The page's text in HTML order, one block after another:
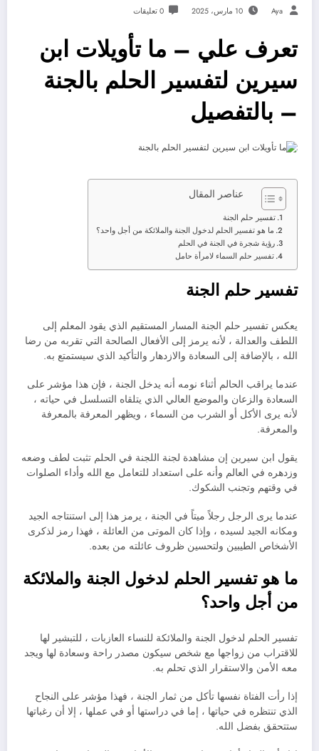
Aya 10 مارس، 2025 0 تعليقات
تعرف علي – ما تأويلات ابن
سيرين لتفسير الحلم بالجنة
– بالتفصيل
عناصر المقال
تفسير حلم الجنة
ما هو تفسير الحلم لدخول الجنة والملائكة من أجل واحد؟
رؤية شجرة في الجنة في الحلم
تفسير حلم السماء لامرأة حامل
تفسير حلم الجنة
يعكس تفسير حلم الجنة المسار المستقيم الذي يقود المعلم إلى
اللطف والعدالة ، لأنه يرمز إلى الأفعال الصالحة التي تقربه من رضا
الله ، بالإضافة إلى السعادة والازدهار والتأكيد الذي سيستمتع به.
عندما يراقب الحالم أثناء نومه أنه يدخل الجنة ، فإن هذا مؤشر على
السعادة والزعان والموضع العالي الذي يتلقاه التسلسل في حياته ،
لأنه يرى الأكل أو الشرب من السماء ، ويظهر المعرفة بالمعرفة
والمعرفة.
يقول ابن سيرين إن مشاهدة لجنة اللجنة في الحلم تثبت لطف وضعه
وزدهره في العالم وأنه على استعداد للتعامل مع الله وأداء الصلوات
في وقتهم وتجنب الشكوك.
عندما يرى الرجل رجلاً ميتاً في الجنة ، يرمز هذا إلى استنتاجه الجيد
ومكانه الجيد لسيده ، وإذا كان الموتى من العائلة ، فهذا رمز لذكرى
الأشخاص الطيبين ولتحسين ظروف عائلته من بعده.
ما هو تفسير الحلم لدخول الجنة والملائكة
من أجل واحد؟
تفسير الحلم لدخول الجنة والملائكة للنساء العازبات ، للتبشير لها
للاقتراب من زواجها مع شخص سيكون مصدر راحة وسعادة لها ويجد
معه الأمن والاستقرار الذي تحلم به.
إذا رأت الفتاة نفسها تأكل من ثمار الجنة ، فهذا مؤشر على النجاح
الذي تنتظره في حياتها ، إما في دراستها أو في عملها ، إلا أن رغباتها
ستتحقق بفضل الله.